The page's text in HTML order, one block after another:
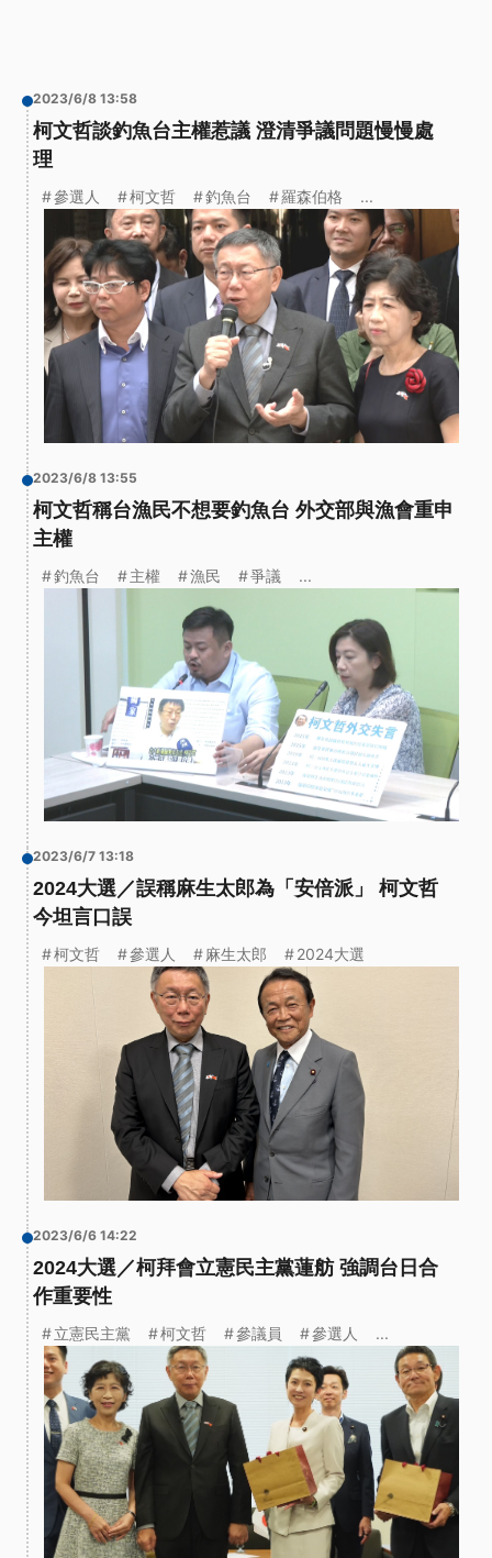
2023/6/8 13:58
柯文哲談釣魚台主權惹議 澄清爭議問題慢慢處
理
參選人 柯文哲 釣魚台 羅森伯格 ...
2023/6/8 13:55
柯文哲稱台漁民不想要釣魚台 外交部與漁會重申
主權
釣魚台 主權 漁民 爭議 ...
2023/6/7 13:18
2024大選／誤稱麻生太郎為「安倍派」 柯文哲
今坦言口誤
柯文哲 參選人 麻生太郎 2024大選
2023/6/6 14:22
2024大選／柯拜會立憲民主黨蓮舫 強調台日合
作重要性
立憲民主黨 柯文哲 參議員 參選人 ...